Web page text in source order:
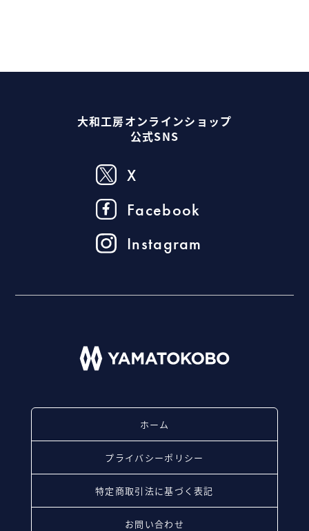
大和工房オンラインショップ
公式SNS
X
Facebook
Instagram
ホーム
プライバシーポリシー
特定商取引法に基づく表記
お問い合わせ